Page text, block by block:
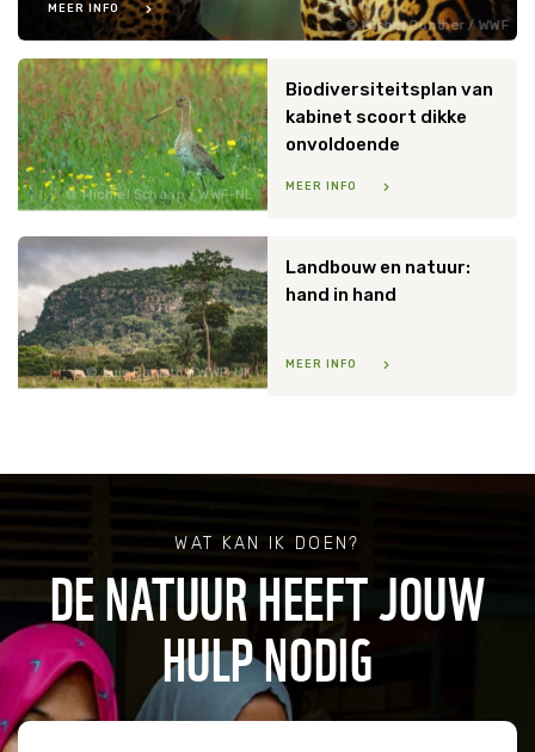
Michel Gunther / WWF
MEER INFO
Michiel Schaap / WWF-NL
Biodiversiteitsplan van
kabinet scoort dikke
onvoldoende
MEER INFO
Luis Barreto / WWF-UK
Landbouw en natuur:
hand in hand
MEER INFO
WAT KAN IK DOEN?
DE NATUUR HEEFT JOUW
HULP NODIG